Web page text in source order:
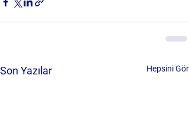
Son Yazılar Hepsini Gör